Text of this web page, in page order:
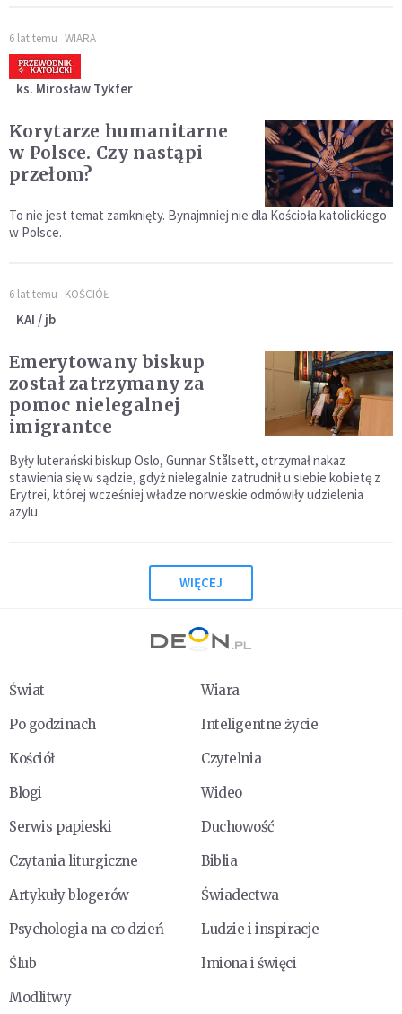
6 lat temu WIARA
ks. Mirosław Tykfer
Korytarze humanitarne
w Polsce. Czy nastąpi
przełom?
To nie jest temat zamknięty. Bynajmniej nie dla Kościoła katolickiego
w Polsce.
6 lat temu KOŚCIÓŁ
KAI / jb
Emerytowany biskup
został zatrzymany za
pomoc nielegalnej
imigrantce
Były luterański biskup Oslo, Gunnar Stålsett, otrzymał nakaz
stawienia się w sądzie, gdyż nielegalnie zatrudnił u siebie kobietę z
Erytrei, której wcześniej władze norweskie odmówiły udzielenia
azylu.
WIĘCEJ
Świat
Wiara
Po godzinach
Inteligentne życie
Kościół
Czytelnia
Blogi
Wideo
Serwis papieski
Duchowość
Czytania liturgiczne
Biblia
Artykuły blogerów
Świadectwa
Psychologia na co dzień
Ludzie i inspiracje
Ślub
Imiona i święci
Modlitwy